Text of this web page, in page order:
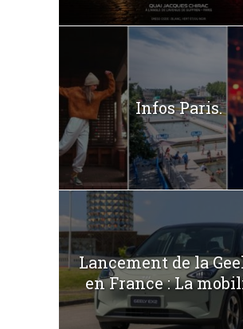
Infos Paris.
Lancement de la
en France : La